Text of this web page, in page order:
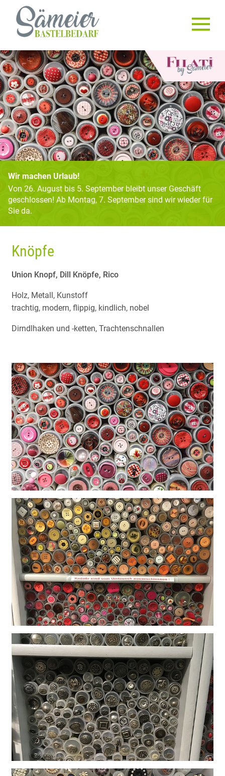
Wir machen Urlaub!
Von 26. August bis 5. September bleibt unser Geschäft
geschlossen! Ab Montag, 7. September sind wir wieder für
Sie da.
Knöpfe
Union Knopf, Dill Knöpfe, Rico
Holz, Metall, Kunstoff
trachtig, modern, flippig, kindlich, nobel
Dirndlhaken und -ketten, Trachtenschnallen